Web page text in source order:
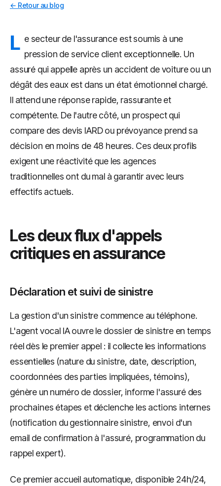
← Retour au blog
L e secteur de l'assurance est soumis à une
pression de service client exceptionnelle. Un
assuré qui appelle après un accident de voiture ou un
dégât des eaux est dans un état émotionnel chargé.
Il attend une réponse rapide, rassurante et
compétente. De l'autre côté, un prospect qui
compare des devis IARD ou prévoyance prend sa
décision en moins de 48 heures. Ces deux profils
exigent une réactivité que les agences
traditionnelles ont du mal à garantir avec leurs
effectifs actuels.
Les deux flux d'appels
critiques en assurance
Déclaration et suivi de sinistre
La gestion d'un sinistre commence au téléphone.
L'agent vocal IA ouvre le dossier de sinistre en temps
réel dès le premier appel : il collecte les informations
essentielles (nature du sinistre, date, description,
coordonnées des parties impliquées, témoins),
génère un numéro de dossier, informe l'assuré des
prochaines étapes et déclenche les actions internes
(notification du gestionnaire sinistre, envoi d'un
email de confirmation à l'assuré, programmation du
rappel expert).
Ce premier accueil automatique, disponible 24h/24,